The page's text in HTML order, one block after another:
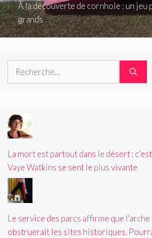
À la découverte de cornhole : un jeu
grands
Rechercher :
La mort est partout dans le désert :
Vaye Watkins se sent le plus vivante
Le service des parcs affirme que l'arche
obstruerait les sites historiques.